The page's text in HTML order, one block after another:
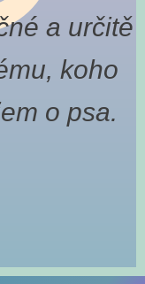
a určitě
koho
o psa.